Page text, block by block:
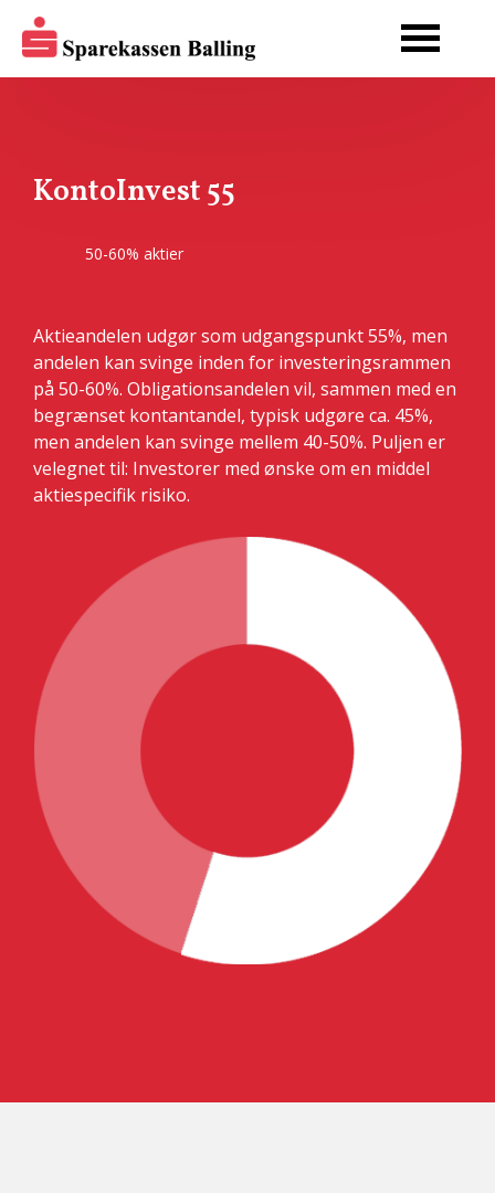
KontoInvest 55
50-60% aktier
Aktieandelen udgør som udgangspunkt 55%, men
andelen kan svinge inden for investeringsrammen
på 50-60%. Obligationsandelen vil, sammen med en
begrænset kontantandel, typisk udgøre ca. 45%,
men andelen kan svinge mellem 40-50%. Puljen er
velegnet til: Investorer med ønske om en middel
aktiespecifik risiko.